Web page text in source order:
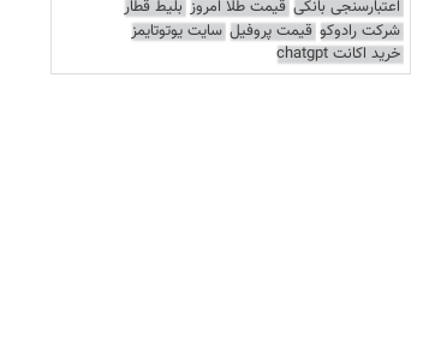
اعتبارسنجی بانکی قیمت طلا امروز بلیط قطار
شرکت رادوکو قیمت پروفیل سایت یوتوتایمز
خرید اکانت chatgpt